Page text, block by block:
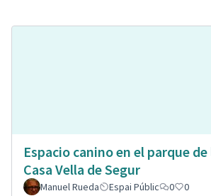
Espacio canino en el parque de
Casa Vella de Segur
Manuel Rueda Espai Públic 0 0